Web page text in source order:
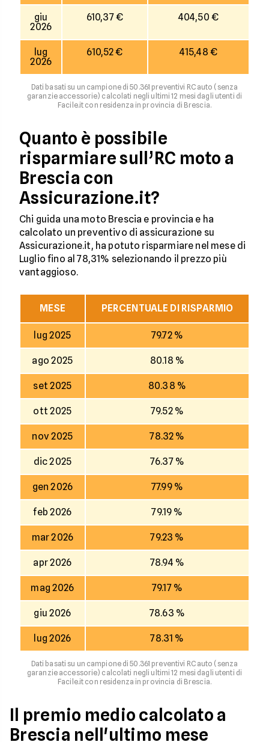
giu
2026
610,37 € 404,50 €
lug
2026
610,52 € 415,48 €
Dati basati su un campione di 50.361 preventivi RC auto (senza
garanzie accessorie) calcolati negli ultimi 12 mesi dagli utenti di
Facile.it con residenza in provincia di Brescia.
Quanto è possibile
risparmiare sull’RC moto a
Brescia con
Assicurazione.it?
Chi guida una moto Brescia e provincia e ha
calcolato un preventivo di assicurazione su
Assicurazione.it, ha potuto risparmiare nel mese di
Luglio fino al 78,31% selezionando il prezzo più
vantaggioso.
MESE PERCENTUALE DI RISPARMIO
lug 2025 79.72 %
ago 2025 80.18 %
set 2025 80.38 %
ott 2025 79.52 %
nov 2025 78.32 %
dic 2025 76.37 %
gen 2026 77.99 %
feb 2026 79.19 %
mar 2026 79.23 %
apr 2026 78.94 %
mag 2026 79.17 %
giu 2026 78.63 %
lug 2026 78.31 %
Dati basati su un campione di 50.361 preventivi RC auto (senza
garanzie accessorie) calcolati negli ultimi 12 mesi dagli utenti di
Facile.it con residenza in provincia di Brescia.
Il premio medio calcolato a
Brescia nell'ultimo mese